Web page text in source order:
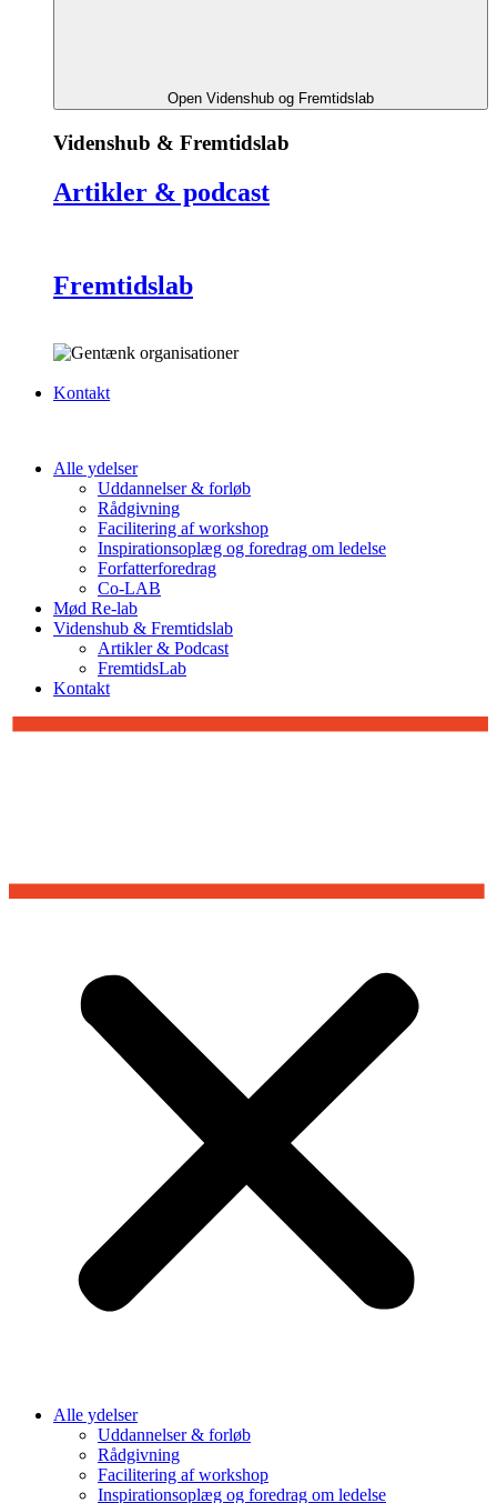
Open Videnshub og Fremtidslab
Videnshub & Fremtidslab
Artikler & podcast
Fremtidslab
Kontakt
Alle ydelser
Uddannelser & forløb
Rådgivning
Facilitering af workshop
Inspirationsoplæg og foredrag om ledelse
Forfatterforedrag
Co-LAB
Mød Re-lab
Videnshub & Fremtidslab
Artikler & Podcast
FremtidsLab
Kontakt
Alle ydelser
Uddannelser & forløb
Rådgivning
Facilitering af workshop
Inspirationsoplæg og foredrag om ledelse